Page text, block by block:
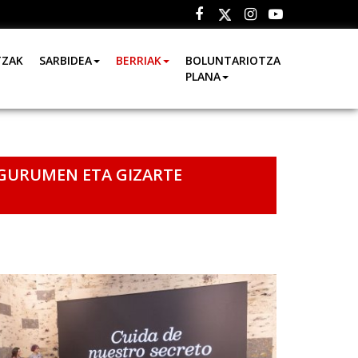
Facebook
Twitter
Instagram
Youtube
SARBIDEA BERRIAK
BOLUNTARIOTZA
PLANA
ETA GIZARTE